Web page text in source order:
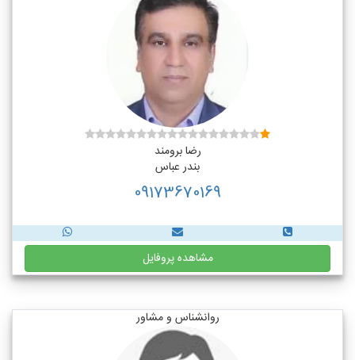
رضا برومند
بندر عباس
09173670169
مشاهده پروفایل
روانشناس و مشاور